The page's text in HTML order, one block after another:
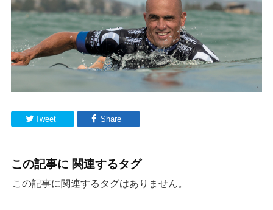
Tweet Share
この記事に 関連するタグ
この記事に関連するタグはありません。